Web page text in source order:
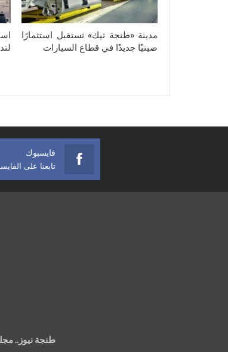
مدينة «طنجة تيك» تستقبل استثمارًا
صينيًا جديدًا في قطاع السيارات
فايسبوك
تابعنا على
طنجة نيوز..